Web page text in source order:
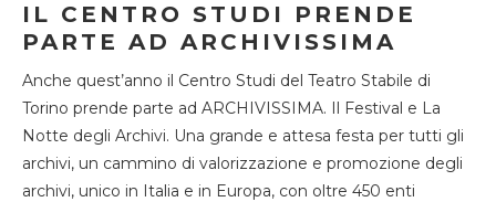
IL CENTRO STUDI PRENDE
PARTE AD ARCHIVISSIMA
Anche quest’anno il Centro Studi del Teatro Stabile di
Torino prende parte ad ARCHIVISSIMA. Il Festival e La
Notte degli Archivi. Una grande e attesa festa per tutti gli
archivi, un cammino di valorizzazione e promozione degli
archivi, unico in Italia e in Europa, con oltre 450 enti